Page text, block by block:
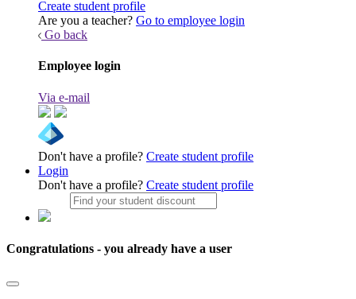
Create student profile
Are you a teacher? Go to employee login
Go back
Employee login
Via e-mail
Don't have a profile? Create student profile
Login
Don't have a profile? Create student profile
Congratulations - you already have a user